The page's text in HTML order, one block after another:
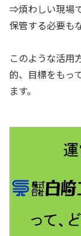
⇒煩わしい現場
保管する必要も
このような活用
的、目標をもっ
ます。